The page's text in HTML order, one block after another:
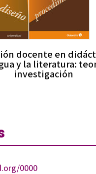
docente en
y la literatura:
investigación
0000